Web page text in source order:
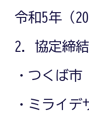
令和5年（
2．協定締
・つくば市
・ミライ